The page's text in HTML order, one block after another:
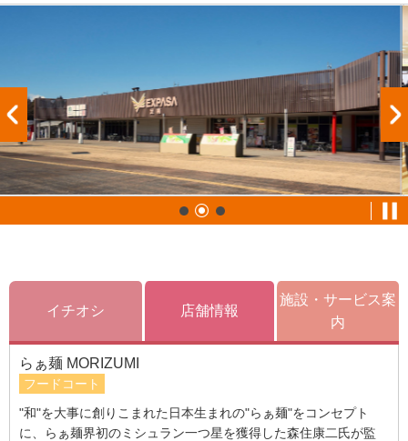
イチオシ 店舗情報
施設・サービス案
内
らぁ麺 MORIZUMI
フードコート
"和"を大事に創りこまれた日本生まれの"らぁ麺"をコンセプト
に、らぁ麺界初のミシュラン一つ星を獲得した森住康二氏が監